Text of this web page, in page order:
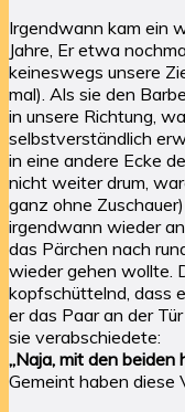
Irgendwann kam ein
Jahre, Er etwa
keineswegs unsere
mal). Als sie den
in unsere Richtung,
selbstverständlich
in eine andere Ecke
nicht weiter drum,
ganz ohne
irgendwann wieder
das Pärchen nach
wieder gehen wollte.
kopfschüttelnd, dass
er das Paar an der
sie verabschiedete:
„Naja, mit den beiden
Gemeint haben diese